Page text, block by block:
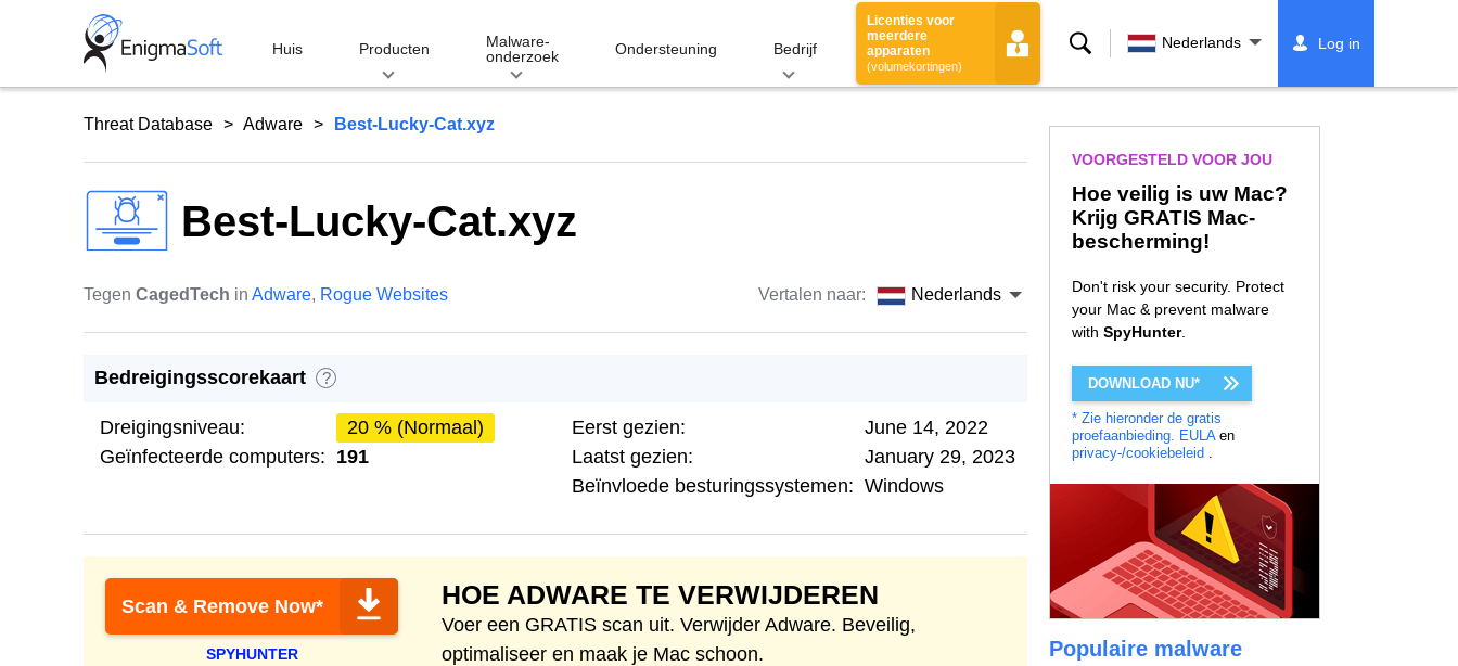
Huis Producten
Malware-
onderzoek
Ondersteuning Bedrijf
Licenties voor
meerdere
apparaten
(volumekortingen)
Zoeken Nederlands Log in
Threat Database Adware Best-Lucky-Cat.xyz
Best-Lucky-Cat.xyz
Tegen CagedTech in Adware, Rogue Websites Vertalen naar: Nederlands
Bedreigingsscorekaart ?
Dreigingsniveau:
20 % (Normaal)
Geïnfecteerde computers: 191
Eerst gezien:
June 14, 2022
Laatst gezien:
January 29, 2023
Beïnvloede besturingssystemen: Windows
Scan & Remove Now*
SPYHUNTER
HOE ADWARE TE VERWIJDEREN
Voer een GRATIS scan uit. Verwijder Adware. Beveilig,
optimaliseer en maak je Mac schoon.
VOORGESTELD VOOR JOU
Hoe veilig is uw Mac?
Krijg GRATIS Mac-
bescherming!
Don't risk your security. Protect
your Mac & prevent malware
with SpyHunter.
DOWNLOAD NU*
* Zie hieronder de gratis
proefaanbieding. EULAen
privacy-/cookiebeleid .
Populaire malware